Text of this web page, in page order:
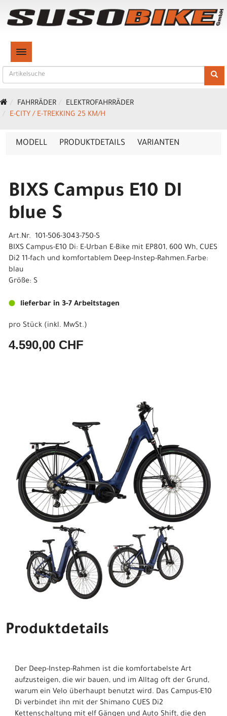
TOGGLE NAVIGATION
FAHRRÄDER
ELEKTROFAHRRÄDER
E-CITY / E-TREKKING 25 KM/H
MODELL PRODUKTDETAILS VARIANTEN
BIXS Campus E10 DI
blue S
Art.Nr. 101-506-3043-750-S
BIXS Campus-E10 Di: E-Urban E-Bike mit EP801, 600 Wh, CUES
Di2 11-fach und komfortablem Deep-Instep-Rahmen.Farbe:
blau
Größe: S
lieferbar in 3-7 Arbeitstagen
pro Stück (inkl. MwSt.)
4.590,00 CHF
Produktdetails
Der Deep-Instep-Rahmen ist die komfortabelste Art
aufzusteigen, die wir bauen, und im Alltag oft der Grund,
warum ein Velo überhaupt benutzt wird. Das Campus-E10
Di verbindet ihn mit der Shimano CUES Di2